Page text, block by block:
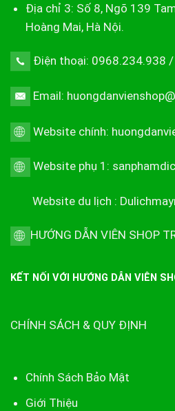
Địa chỉ 3: Số 8, Ngõ 139
Hoàng Mai, Hà Nội.
Điện thoại: 0968.234.938
Email:
Website chính:
Website phụ 1:
Website du lịch :
HƯỚNG DẪN VIÊN SHOP
KẾT NỐI VỚI HƯỚNG DẪN VIÊN
CHÍNH SÁCH & QUY ĐỊNH
Chính Sách Bảo Mật
Giới Thiệu